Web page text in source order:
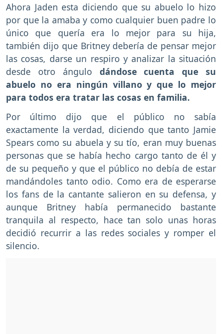
Ahora Jaden esta diciendo que su abuelo lo hizo
por que la amaba y como cualquier buen padre lo
único que quería era lo mejor para su hija,
también dijo que Britney debería de pensar mejor
las cosas, darse un respiro y analizar la situación
desde otro ángulo dándose cuenta que su
abuelo no era ningún villano y que lo mejor
para todos era tratar las cosas en familia.
Por último dijo que el público no sabía
exactamente la verdad, diciendo que tanto Jamie
Spears como su abuela y su tío, eran muy buenas
personas que se había hecho cargo tanto de él y
de su pequeño y que el público no debía de estar
mandándoles tanto odio. Como era de esperarse
los fans de la cantante salieron en su defensa, y
aunque Britney había permanecido bastante
tranquila al respecto, hace tan solo unas horas
decidió recurrir a las redes sociales y romper el
silencio.